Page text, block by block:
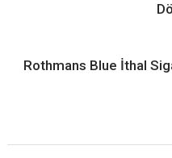
Rothmans Blue İthal